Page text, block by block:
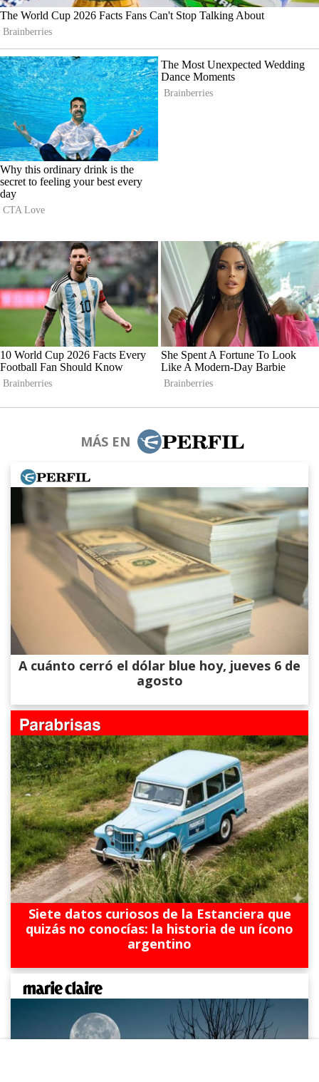
MÁS EN
A cuánto cerró el dólar blue hoy, jueves 6 de
agosto
Siete datos curiosos de la Estanciera que
quizás no conocías: la historia de un ícono
argentino